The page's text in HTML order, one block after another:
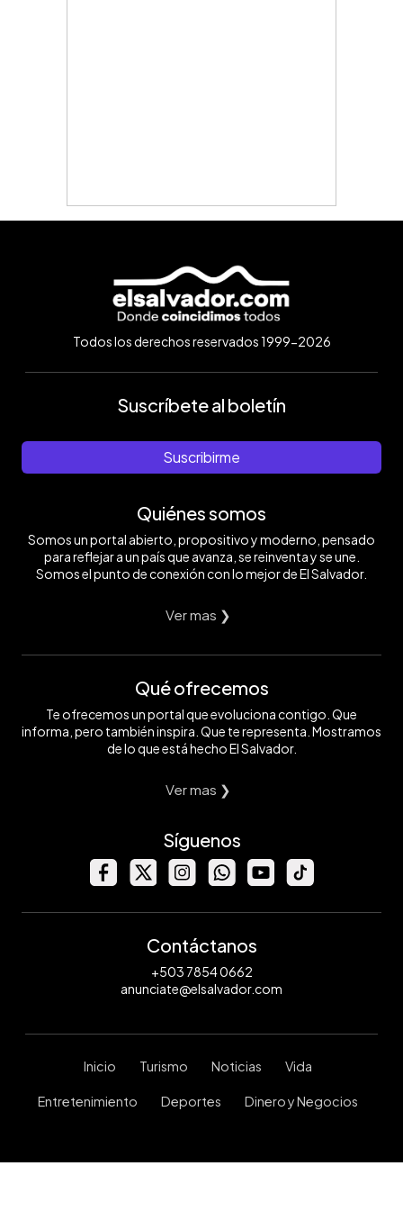
Todos los derechos reservados 1999-2026
Suscríbete al boletín
Suscribirme
Quiénes somos
Somos un portal abierto, propositivo y moderno, pensado
para reflejar a un país que avanza, se reinventa y se une.
Somos el punto de conexión con lo mejor de El Salvador.
Ver mas ❯
Qué ofrecemos
Te ofrecemos un portal que evoluciona contigo. Que
informa, pero también inspira. Que te representa. Mostramos
de lo que está hecho El Salvador.
Ver mas ❯
Síguenos
Contáctanos
+503 7854 0662
anunciate@elsalvador.com
Inicio Turismo Noticias Vida
Entretenimiento Deportes Dinero y Negocios